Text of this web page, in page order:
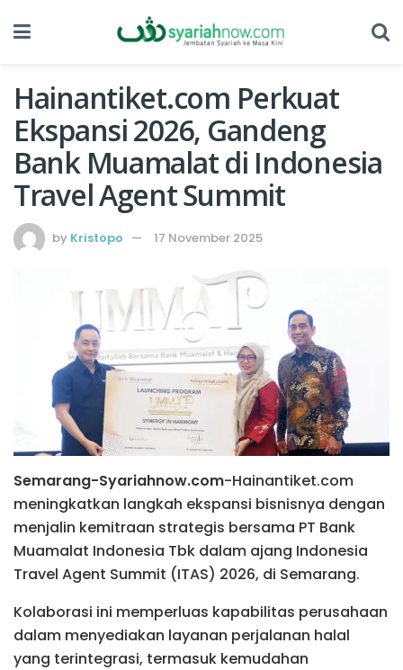
Hainantiket.com Perkuat
Ekspansi 2026, Gandeng
Bank Muamalat di Indonesia
Travel Agent Summit
by Kristopo 17 November 2025
Semarang-Syariahnow.com-Hainantiket.com
meningkatkan langkah ekspansi bisnisnya dengan
menjalin kemitraan strategis bersama PT Bank
Muamalat Indonesia Tbk dalam ajang Indonesia
Travel Agent Summit (ITAS) 2026, di Semarang.
Kolaborasi ini memperluas kapabilitas perusahaan
dalam menyediakan layanan perjalanan halal
yang terintegrasi, termasuk kemudahan